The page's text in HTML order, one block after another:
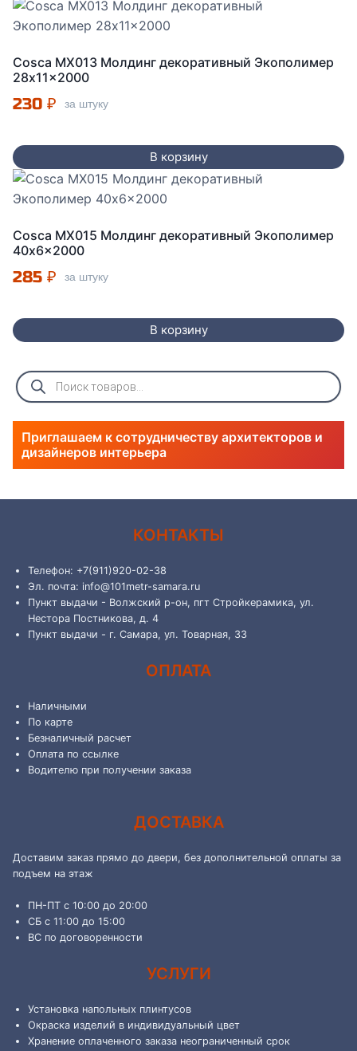
Cosca MX013 Молдинг декоративный Экополимер
28x11x2000
230 ₽ за штуку
В корзину
Cosca MX015 Молдинг декоративный Экополимер
40x6x2000
285 ₽ за штуку
В корзину
Поиск
товаров
Приглашаем к сотрудничеству архитекторов и
дизайнеров интерьера
КОНТАКТЫ
Телефон: +7(911)920-02-38
Эл. почта: info@101metr-samara.ru
Пункт выдачи - Волжский р-он, пгт Стройкерамика, ул.
Нестора Постникова, д. 4
Пункт выдачи - г. Самара, ул. Товарная, 33
ОПЛАТА
Наличными
По карте
Безналичный расчет
Оплата по ссылке
Водителю при получении заказа
ДОСТАВКА
Доставим заказ прямо до двери, без дополнительной оплаты за
подъем на этаж
ПН-ПТ с 10:00 до 20:00
СБ с 11:00 до 15:00
ВС по договоренности
УСЛУГИ
Установка напольных плинтусов
Окраска изделий в индивидуальный цвет
Хранение оплаченного заказа неограниченный срок